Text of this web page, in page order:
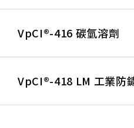
VpCI®-416 碳氫溶劑
VpCI®-418 LM 工業防